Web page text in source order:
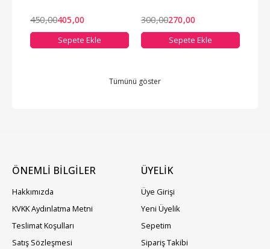
450,00405,00
Sepete Ekle
300,00270,00
Sepete Ekle
Tümünü göster
ÖNEMLİ BİLGİLER
Hakkımızda
KVKK Aydınlatma Metni
Teslimat Koşulları
Satış Sözleşmesi
ÜYELIK
Üye Girişi
Yeni Üyelik
Sepetim
Sipariş Takibi